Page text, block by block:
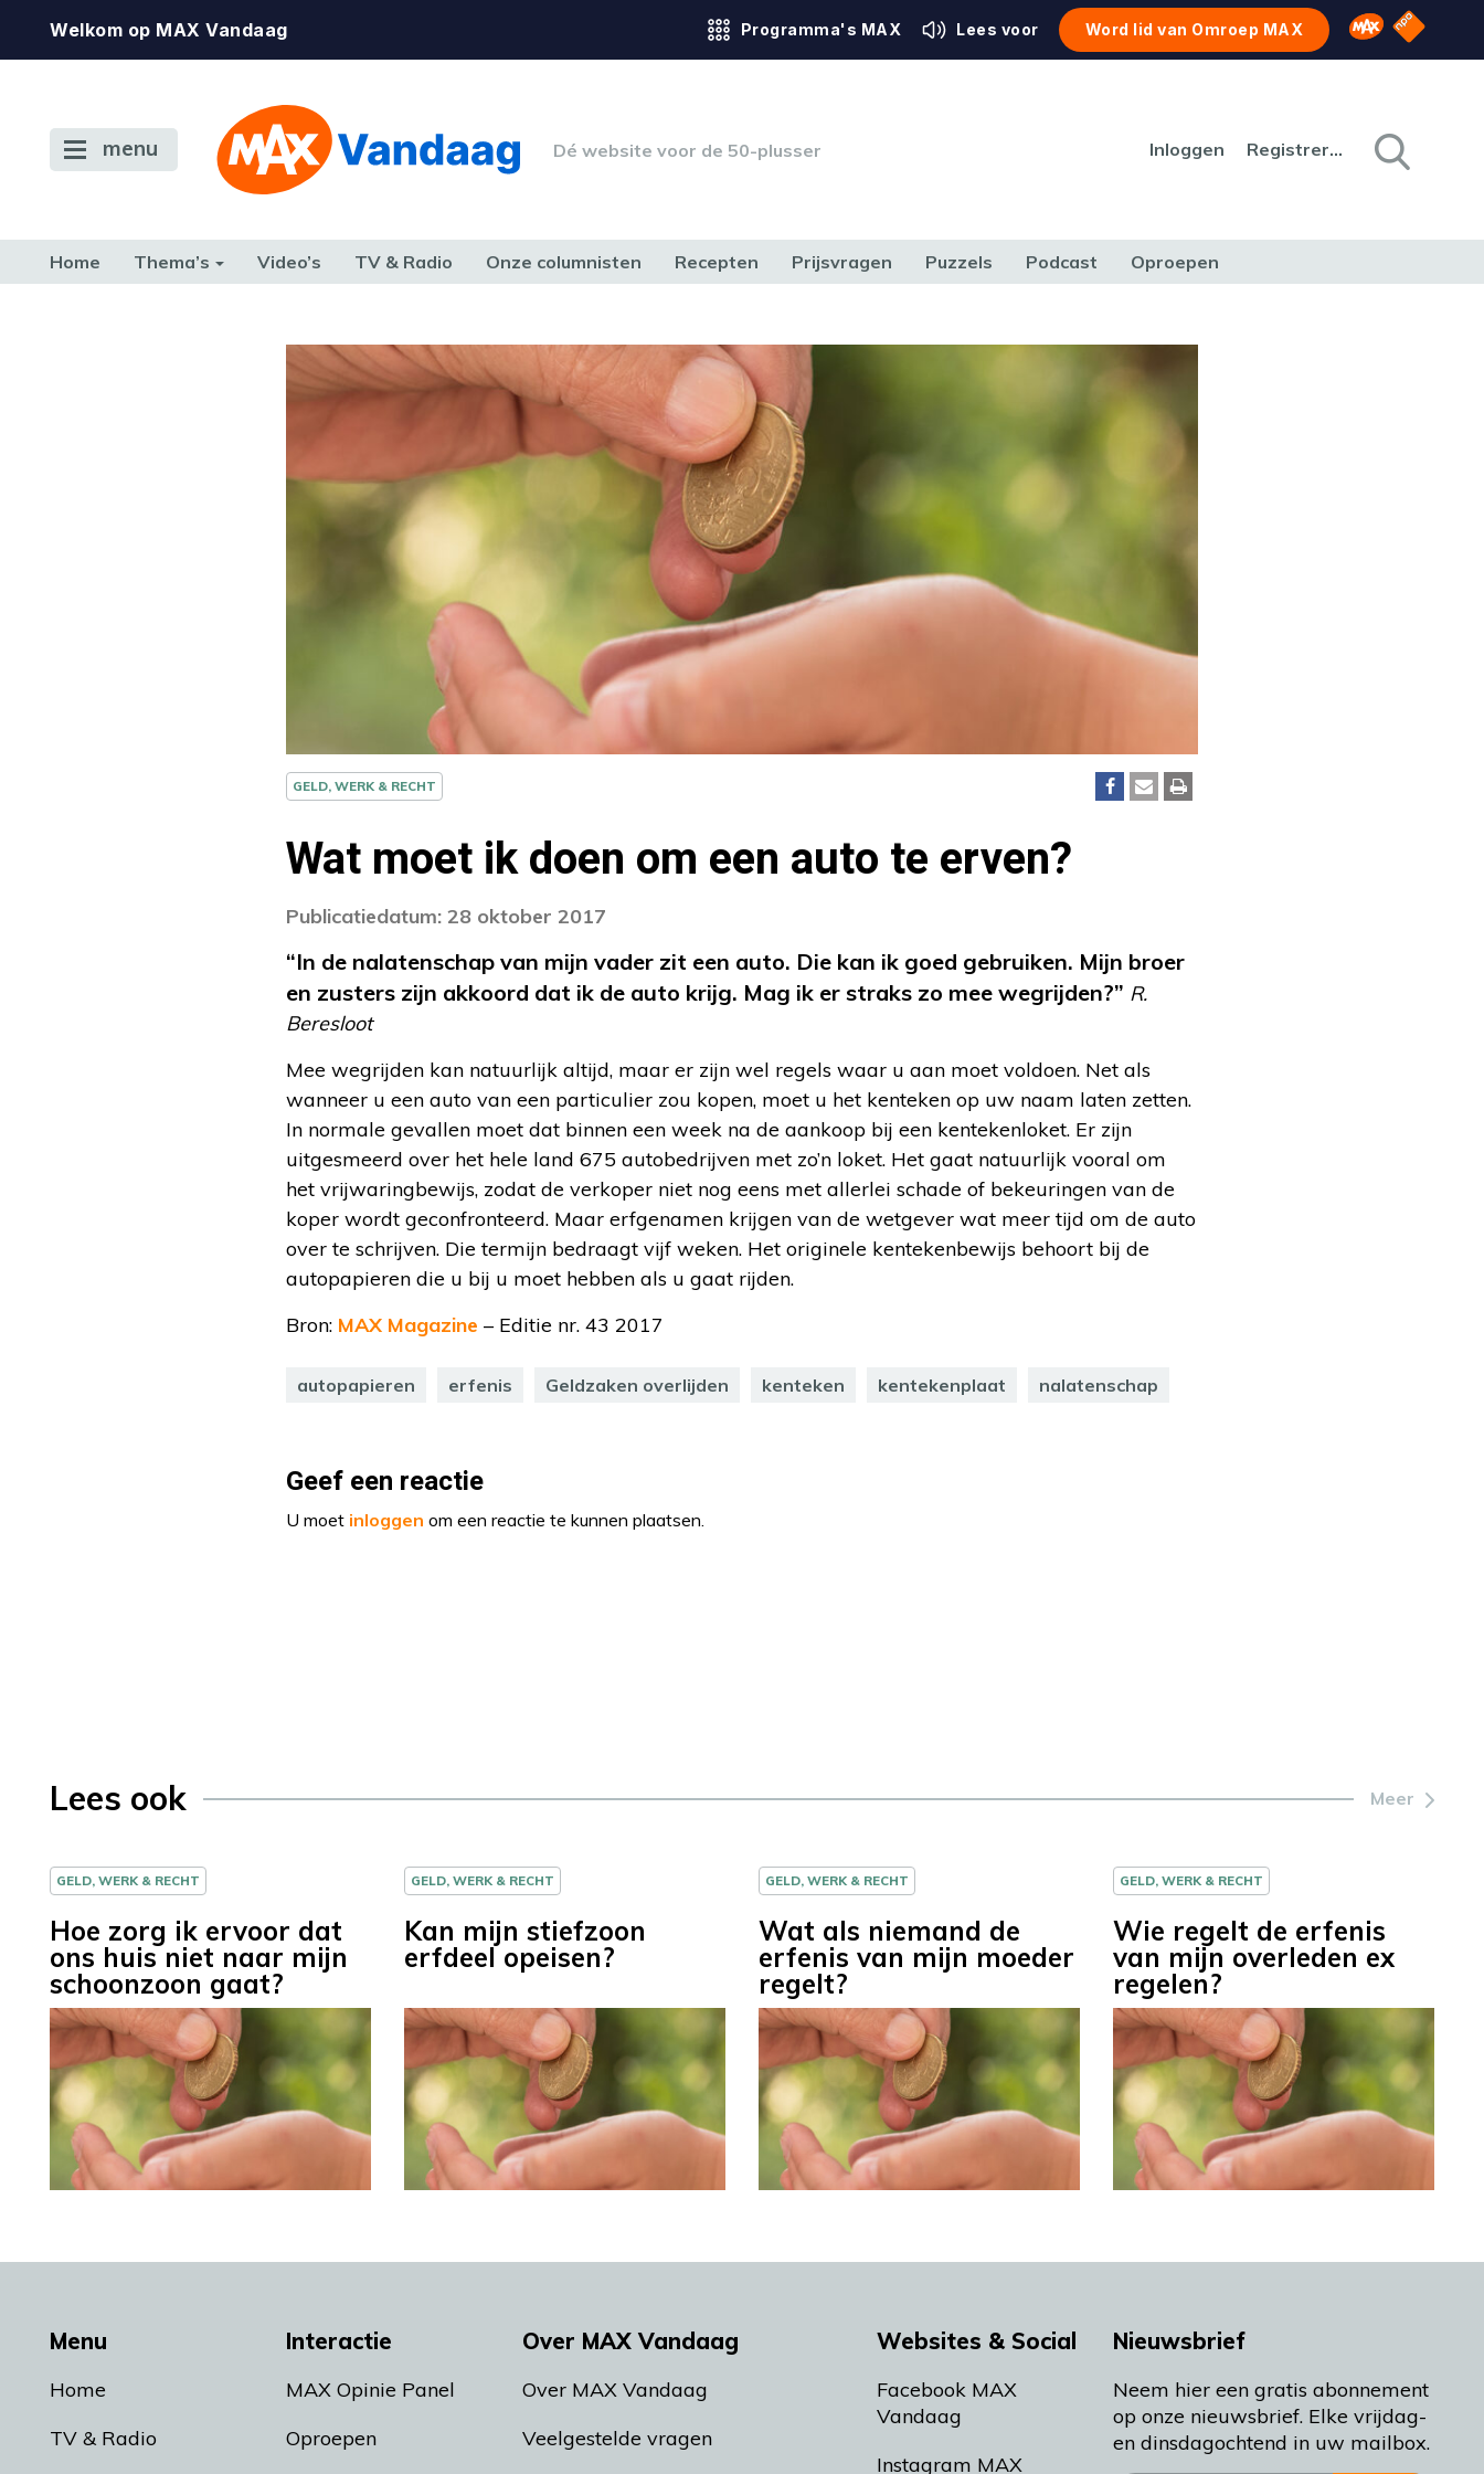
Welkom op MAX Vandaag Programma's MAX Lees voor Word lid van Omroep MAX Omroep MAX
NPO
menu Dé website voor de 50-plusser Inloggen Registreren
Home Thema’s Video’s TV & Radio Onze columnisten Recepten Prijsvragen Puzzels Podcast Oproepen
GELD, WERK & RECHT
Wat moet ik doen om een auto te erven?
Publicatiedatum: 28 oktober 2017
“In de nalatenschap van mijn vader zit een auto. Die kan ik goed gebruiken. Mijn broer
en zusters zijn akkoord dat ik de auto krijg. Mag ik er straks zo mee wegrijden?” R.
Beresloot
Mee wegrijden kan natuurlijk altijd, maar er zijn wel regels waar u aan moet voldoen. Net als
wanneer u een auto van een particulier zou kopen, moet u het kenteken op uw naam laten zetten.
In normale gevallen moet dat binnen een week na de aankoop bij een kentekenloket. Er zijn
uitgesmeerd over het hele land 675 autobedrijven met zo’n loket. Het gaat natuurlijk vooral om
het vrijwaringbewijs, zodat de verkoper niet nog eens met allerlei schade of bekeuringen van de
koper wordt geconfronteerd. Maar erfgenamen krijgen van de wetgever wat meer tijd om de auto
over te schrijven. Die termijn bedraagt vijf weken. Het originele kentekenbewijs behoort bij de
autopapieren die u bij u moet hebben als u gaat rijden.
Bron: MAX Magazine – Editie nr. 43 2017
autopapieren erfenis Geldzaken overlijden kenteken kentekenplaat nalatenschap
Geef een reactie
U moet inloggen om een reactie te kunnen plaatsen.
Lees ook Meer
GELD, WERK & RECHT
Hoe zorg ik ervoor dat
ons huis niet naar mijn
schoonzoon gaat?
GELD, WERK & RECHT
Kan mijn stiefzoon
erfdeel opeisen?
GELD, WERK & RECHT
Wat als niemand de
erfenis van mijn moeder
regelt?
GELD, WERK & RECHT
Wie regelt de erfenis
van mijn overleden ex
regelen?
Menu
Home
TV & Radio
Interactie
MAX Opinie Panel
Oproepen
Over MAX Vandaag
Over MAX Vandaag
Veelgestelde vragen
Websites & Social
Facebook MAX
Vandaag
Instagram MAX
Nieuwsbrief
Neem hier een gratis abonnement
op onze nieuwsbrief. Elke vrijdag-
en dinsdagochtend in uw mailbox.